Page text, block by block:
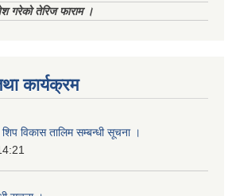
गरेको तेरिज फाराम ।
कार्यक्रम
शिप विकास तालिम सम्बन्धी सूचना ‌।